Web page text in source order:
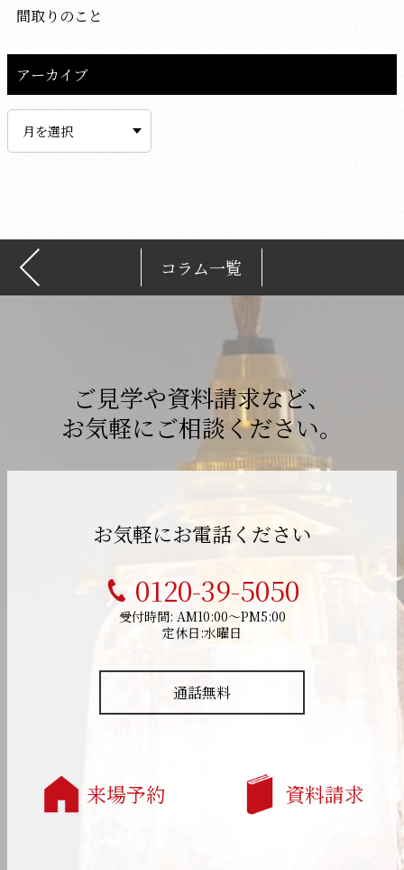
間取りのこと
アーカイブ
イ
コラム一覧
ご見学や資料請求など、
お気軽にご相談ください。
お気軽にお電話ください
0120-39-5050
受付時間: AM10:00～PM5:00
定休日:水曜日
通話無料
来場予約 資料請求